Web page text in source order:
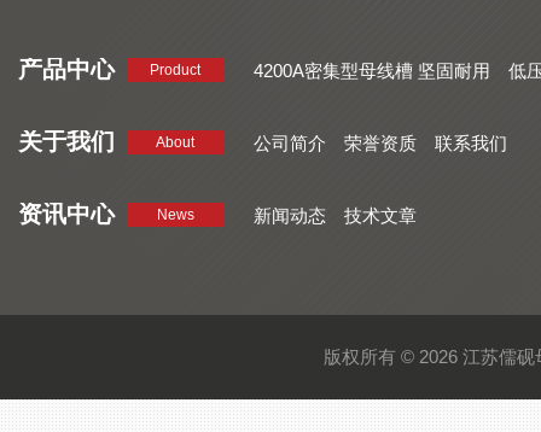
产品中心 Product 4200A密集型母线槽 坚固耐用
低
关于我们 About 公司简介 荣誉资质 联系我们
资讯中心 News 新闻动态 技术文章
版权所有 © 2026 江苏儒